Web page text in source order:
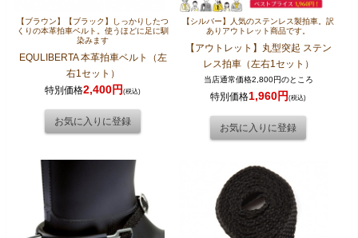
【ブラウン】【ブラック】しっかりしたつ
くりの本革拍車ベルト。使うほどに足に馴
染みます
EQULIBERTA 本革拍車ベルト（左
右1セット）
特別価格2,400円(税込)
【シルバー】人気のステンレス製拍車。訳
ありアウトレット商品です。
【アウトレット】丸型突起 ステン
レス拍車（左右1セット）
当店通常価格2,800円のところ
特別価格1,960円(税込)